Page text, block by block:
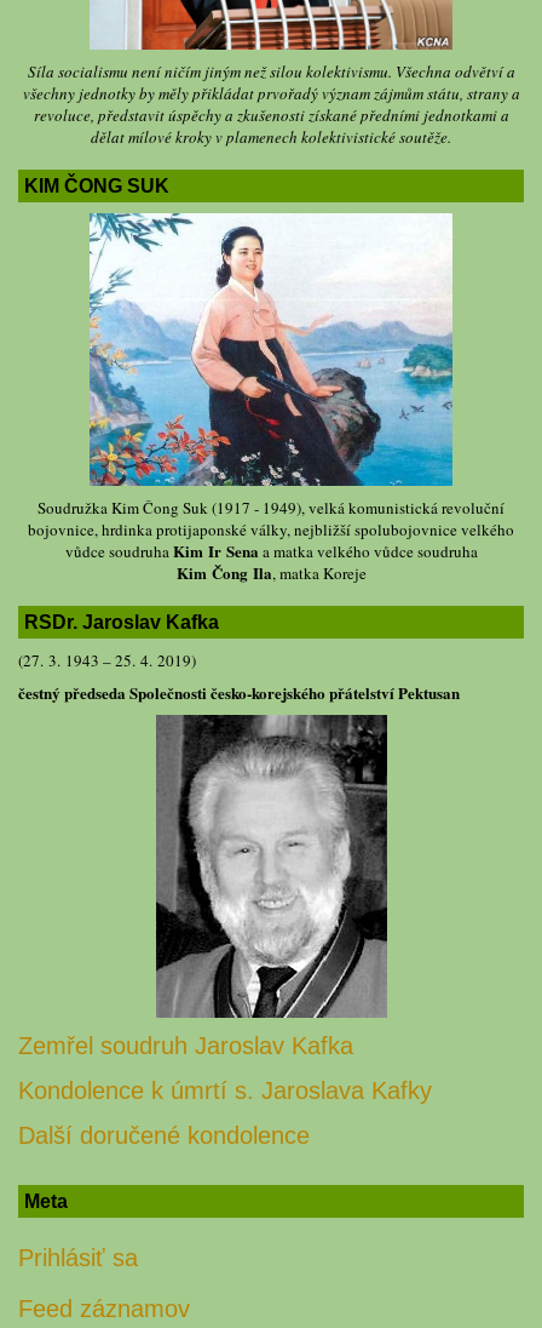
Síla socialismu není ničím jiným než silou kolektivismu. Všechna odvětví a
všechny jednotky by měly přikládat prvořadý význam zájmům státu, strany a
revoluce, představit úspěchy a zkušenosti získané předními jednotkami a
dělat mílové kroky v plamenech kolektivistické soutěže.
KIM ČONG SUK
Soudružka Kim Čong Suk (1917 - 1949), velká komunistická revoluční
bojovnice, hrdinka protijaponské války, nejbližší spolubojovnice velkého
vůdce soudruhaKim Ir Sena a matka velkého vůdce soudruha
Kim Čong Ila, matka Koreje
RSDr. Jaroslav Kafka
(27. 3. 1943 – 25. 4. 2019)
čestný předseda Společnosti česko-korejského přátelství Pektusan
Zemřel soudruh Jaroslav Kafka
Kondolence k úmrtí s. Jaroslava Kafky
Další doručené kondolence
Meta
Prihlásiť sa
Feed záznamov